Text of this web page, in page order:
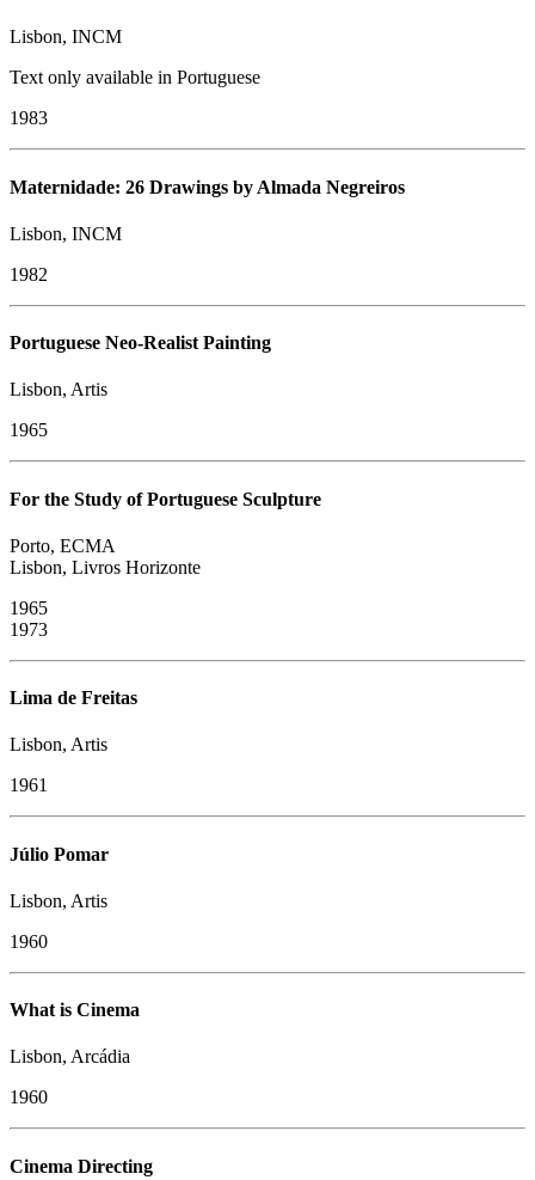
Lisbon, INCM
Text only available in Portuguese
1983
Maternidade: 26 Drawings by Almada Negreiros
Lisbon, INCM
1982
Portuguese Neo-Realist Painting
Lisbon, Artis
1965
For the Study of Portuguese Sculpture
Porto, ECMA
Lisbon, Livros Horizonte
1965
​1973
Lima de Freitas
Lisbon, Artis
1961
Júlio Pomar
Lisbon, Artis
1960
What is Cinema
Lisbon, Arcádia
1960
Cinema Directing